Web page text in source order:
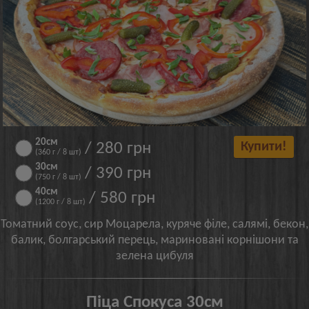
20см
(360 г / 8 шт) / 280 грн
30см
(750 г / 8 шт) / 390 грн
40см
(1200 г / 8 шт) / 580 грн
Купити!
Томатний соус, сир Моцарела, куряче філе, салямі, бекон,
балик, болгарський перець, мариновані корнішони та
зелена цибуля
Піца Спокуса 30см